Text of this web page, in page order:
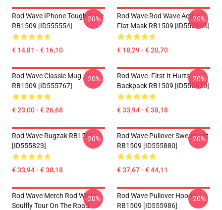
Rod Wave IPhone Tough Case
RB1509 [ID555554]
€ 14,81 - € 16,10
-20%
Rod Wave Rod Wave Active
Flat Mask RB1509 [ID555663]
€ 18,29 - € 20,70
-20%
Rod Wave Classic Mug
RB1509 [ID555767]
€ 23,00 - € 26,68
-20%
Rod Wave -First It Hurts
Backpack RB1509 [ID555820]
€ 33,94 - € 38,18
-20%
Rod Wave Rugzak RB1509
[ID555823]
€ 33,94 - € 38,18
-20%
Rod Wave Pullover Sweatshirt
RB1509 [ID555880]
€ 37,67 - € 44,11
-20%
Rod Wave Merch Rod Wave
Soulfly Tour On The Road
-20%
Rod Wave Pullover Hoodie
RB1509 [ID555986]
-20%